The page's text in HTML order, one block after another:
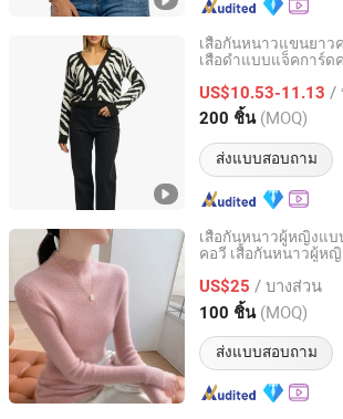
เสื้อกันหนาวแขนยา
เสือดำแบบแจ็คการ์ด
US$10.53-11.13 /
200 ชิ้น (MOQ)
ส่งแบบสอบถาม
Guangzhou BaiNaJia Garment Co., Ltd
Guangdong, China อัตราจาก
เสื้อกันหนาวผู้หญิงแบ
คอวี เสื้อกันหนาวผู้ห
US$25 / บางส่วน
100 ชิ้น (MOQ)
ส่งแบบสอบถาม
Wfs Cashmere Industry Co., Ltd
Shandong, China อัตราจาก